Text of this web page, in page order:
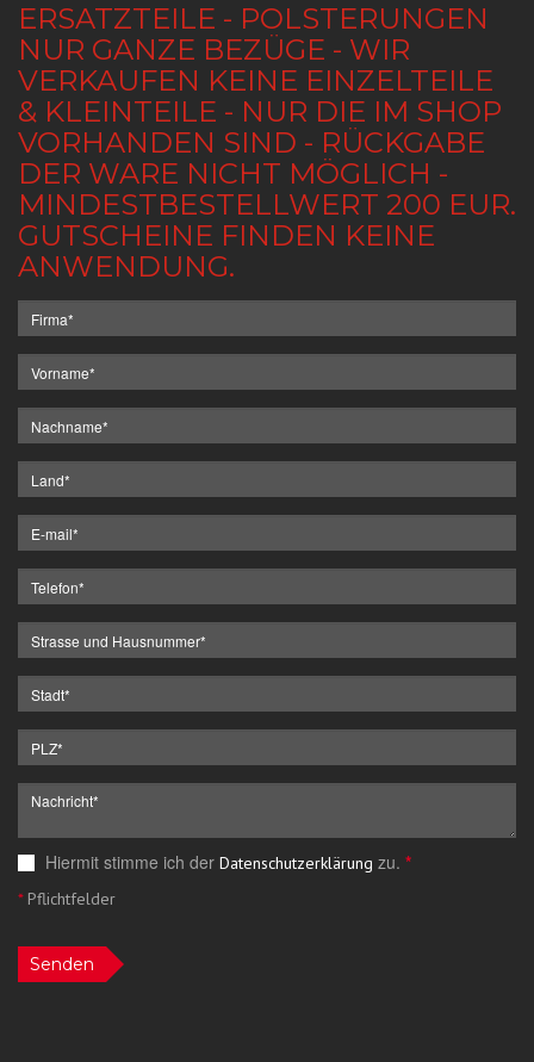
ERSATZTEILE - POLSTERUNGEN
NUR GANZE BEZÜGE - WIR
VERKAUFEN KEINE EINZELTEILE
& KLEINTEILE - NUR DIE IM SHOP
VORHANDEN SIND - RÜCKGABE
DER WARE NICHT MÖGLICH -
MINDESTBESTELLWERT 200 EUR.
GUTSCHEINE FINDEN KEINE
ANWENDUNG.
Hiermit stimme ich der Datenschutzerklärung zu. *
*Pflichtfelder
Senden